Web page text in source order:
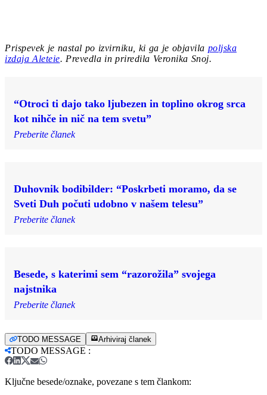
Prispevek je nastal po izvirniku, ki ga je objavila poljska
izdaja Aleteie. Prevedla in priredila Veronika Snoj.
“Otroci ti dajo tako ljubezen in toplino okrog srca
kot nihče in nič na tem svetu”
Preberite članek
Duhovnik bodibilder: “Poskrbeti moramo, da se
Sveti Duh počuti udobno v našem telesu”
Preberite članek
Besede, s katerimi sem “razorožila” svojega
najstnika
Preberite članek
TODO MESSAGE Arhiviraj članek
TODO MESSAGE :
Ključne besede/oznake, povezane s tem člankom: